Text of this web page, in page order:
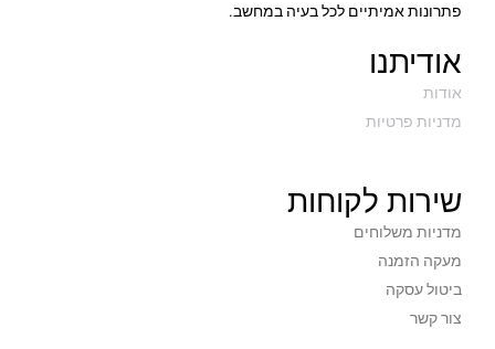
פתרונות אמיתיים לכל בעיה במחשב.
אודיתנו
אודות
מדניות פרטיות
שירות לקוחות
מדניות משלוחים
מעקה הזמנה
ביטול עסקה
צור קשר